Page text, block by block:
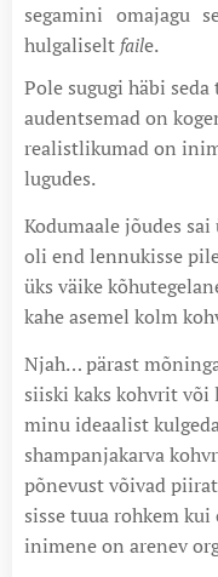
segamini omajagu
hulgaliselt faile.
Pole sugugi häbi
audentsemad on
realistlikumad on
lugudes.
Kodumaale jõudes
oli end lennukisse
üks väike
kahe asemel kolm
Njah… pärast
siiski kaks kohvrit või
minu ideaalist
shampanjakarva
põnevust võivad
sisse tuua rohkem
inimene on arenev